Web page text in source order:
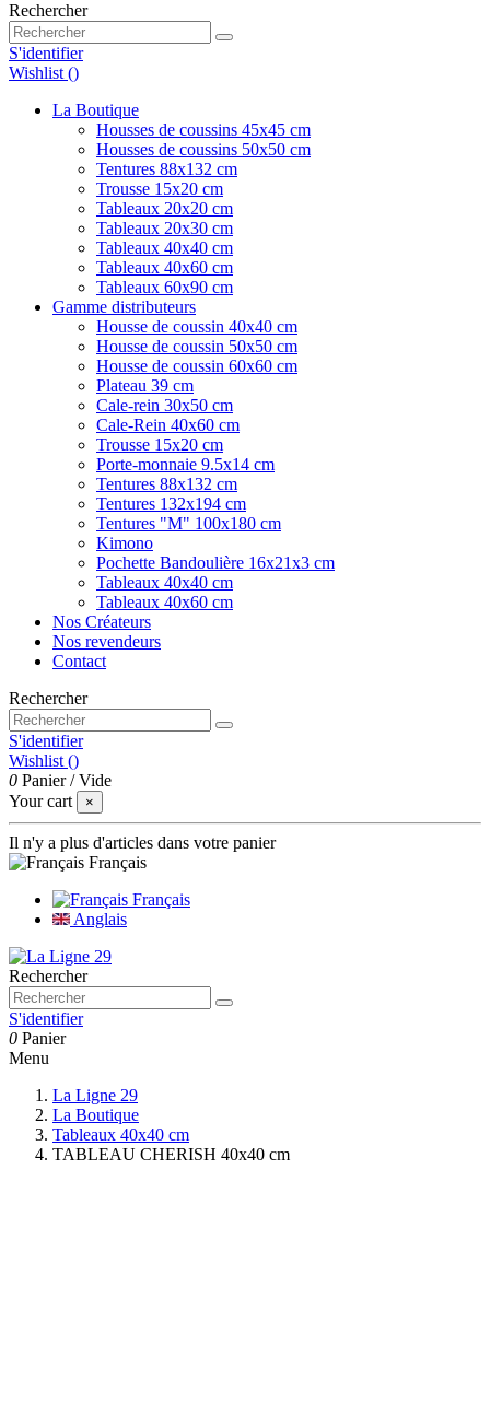
Rechercher
S'identifier
Wishlist ()
La Boutique
Housses de coussins 45x45 cm
Housses de coussins 50x50 cm
Tentures 88x132 cm
Trousse 15x20 cm
Tableaux 20x20 cm
Tableaux 20x30 cm
Tableaux 40x40 cm
Tableaux 40x60 cm
Tableaux 60x90 cm
Gamme distributeurs
Housse de coussin 40x40 cm
Housse de coussin 50x50 cm
Housse de coussin 60x60 cm
Plateau 39 cm
Cale-rein 30x50 cm
Cale-Rein 40x60 cm
Trousse 15x20 cm
Porte-monnaie 9.5x14 cm
Tentures 88x132 cm
Tentures 132x194 cm
Tentures "M" 100x180 cm
Kimono
Pochette Bandoulière 16x21x3 cm
Tableaux 40x40 cm
Tableaux 40x60 cm
Nos Créateurs
Nos revendeurs
Contact
Rechercher
S'identifier
Wishlist ()
0 Panier /Vide
Your cart
×
Il n'y a plus d'articles dans votre panier
Français
Français
Anglais
Rechercher
S'identifier
0 Panier
Menu
La Ligne 29
La Boutique
Tableaux 40x40 cm
TABLEAU CHERISH 40x40 cm